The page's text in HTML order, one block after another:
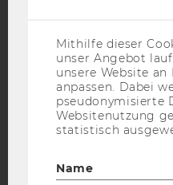
YouTube
Mithilfe dieser
unser Angebot
unsere Website
anpassen. Dabei
pseudonymisierte
Websitenutzung
statistisch
Name